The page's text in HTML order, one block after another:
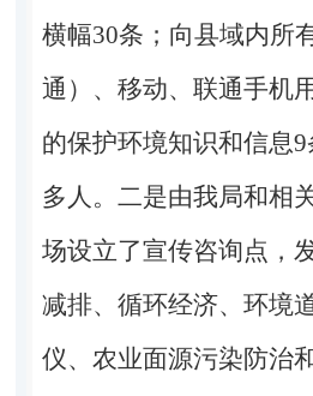
横幅30条；向县域内所
通）、移动、联通手机
的保护环境知识和信息
多人。二是由我局和相
场设立了宣传咨询点，
减排、循环经济、环境
仪、农业面源污染防治